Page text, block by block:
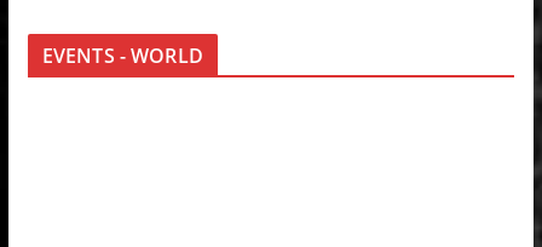
EVENTS - WORLD